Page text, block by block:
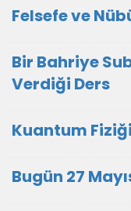
Felsefe ve
Bir Bahriye
Verdiği Ders
Kuantum
Bugün 27